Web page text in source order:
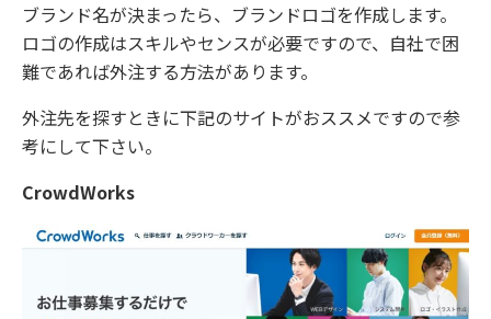
ブランド名が決まったら、ブランドロゴを作成します。
ロゴの作成はスキルやセンスが必要ですので、自社で困
難であれば外注する方法があります。
外注先を探すときに下記のサイトがおススメですので参
考にして下さい。
CrowdWorks